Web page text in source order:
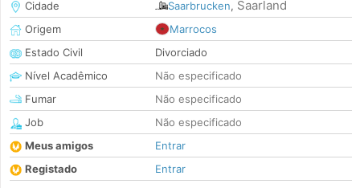
Cidade
Saarbrucken, Saarland
Origem
Marrocos
Estado Civil
Divorciado
Nível Acadêmico
Não especificado
Fumar
Não especificado
Job
Não especificado
Meus amigos
Entrar
Registado
Entrar